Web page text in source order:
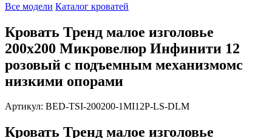
Все модели Каталог кроватей
Кровать Тренд малое изголовье
200х200 Микровелюр Инфинити 12
розовый с подъемным механизмомс
низкими опорами
Артикул: BED-TSI-200200-1MI12P-LS-DLM
Кровать Тренд малое изголовье